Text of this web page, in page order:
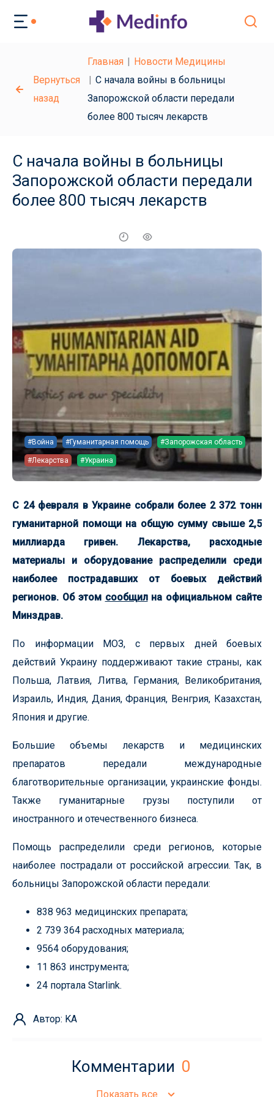
Вернуться
назад
Главная
Новости Медицины
С начала войны в больницы
Запорожской области передали
более 800 тысяч лекарств
С начала войны в больницы
Запорожской области передали
более 800 тысяч лекарств
#Война #Гуманитарная помощь #Запорожская область
#Лекарства #Украина
С 24 февраля в Украине собрали более 2 372 тонн
гуманитарной помощи на общую сумму свыше 2,5
миллиарда гривен. Лекарства, расходные
материалы и оборудование распределили среди
наиболее пострадавших от боевых действий
регионов. Об этом сообщилна официальном сайте
Минздрав.
По информации МОЗ, с первых дней боевых
действий Украину поддерживают такие страны, как
Польша, Латвия, Литва, Германия, Великобритания,
Израиль, Индия, Дания, Франция, Венгрия, Казахстан,
Япония и другие.
Большие объемы лекарств и медицинских
препаратов передали международные
благотворительные организации, украинские фонды.
Также гуманитарные грузы поступили от
иностранного и отечественного бизнеса.
Помощь распределили среди регионов, которые
наиболее пострадали от российской агрессии. Так, в
больницы Запорожской области передали:
838 963 медицинских препарата;
2 739 364 расходных материала;
9564 оборудования;
11 863 инструмента;
24 портала Starlink.
Автор: KA
Комментарии 0
Показать все